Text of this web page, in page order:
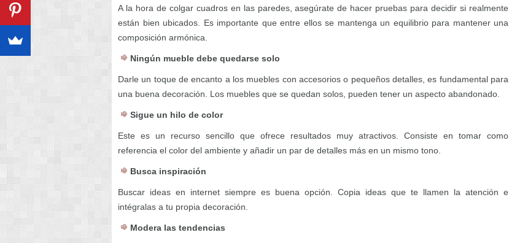
A la hora de colgar cuadros en las paredes, asegúrate de hacer pruebas para decidir si realmente
están bien ubicados. Es importante que entre ellos se mantenga un equilibrio para mantener una
composición armónica.
Ningún mueble debe quedarse solo
Darle un toque de encanto a los muebles con accesorios o pequeños detalles, es fundamental para
una buena decoración. Los muebles que se quedan solos, pueden tener un aspecto abandonado.
Sigue un hilo de color
Este es un recurso sencillo que ofrece resultados muy atractivos. Consiste en tomar como
referencia el color del ambiente y añadir un par de detalles más en un mismo tono.
Busca inspiración
Buscar ideas en internet siempre es buena opción. Copia ideas que te llamen la atención e
intégralas a tu propia decoración.
Modera las tendencias